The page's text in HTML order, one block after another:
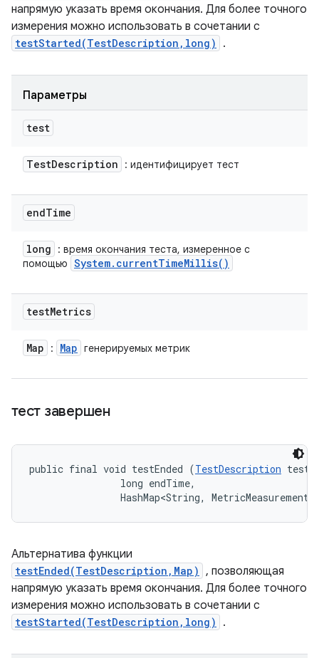
напрямую указать время окончания. Для более точного
измерения можно использовать в сочетании с
testStarted(TestDescription,long) .
Параметры
test
TestDescription : идентифицирует тест
endTime
long
: время окончания теста, измеренное с
помощью System. currentTimeMillis( )
testMetrics
Map : Map генерируемых метрик
тест завершен
public final void testEnded (TestDescription
                long endTime,
HashMap<String,
Альтернатива функции
testEnded(TestDescription,Map) , позволяющая
напрямую указать время окончания. Для более точного
измерения можно использовать в сочетании с
testStarted(TestDescription,long) .